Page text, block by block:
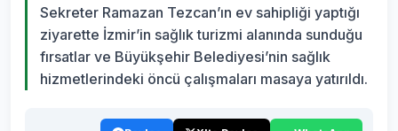
Sekreter Ramazan Tezcan’ın ev sahipliği yaptığı
ziyarette İzmir’in sağlık turizmi alanında sunduğu
fırsatlar ve Büyükşehir Belediyesi’nin sağlık
hizmetlerindeki öncü çalışmaları masaya yatırıldı.